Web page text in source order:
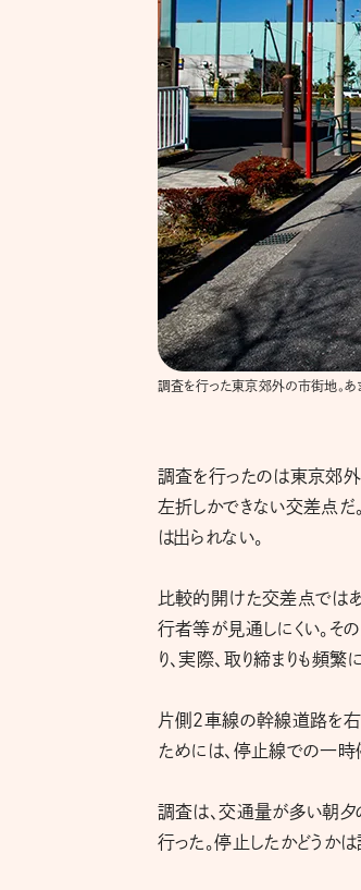
調査を行った東京郊外の市街地。あ
調査を行ったのは東京郊
左折しかできない交差点
は出られない。
比較的開けた交差点では
行者等が見通しにくい。そ
り、実際、取り締まりも頻繁
片側2車線の幹線道路を右
ためには、停止線での一時
調査は、交通量が多い朝
行った。停止したかどうか